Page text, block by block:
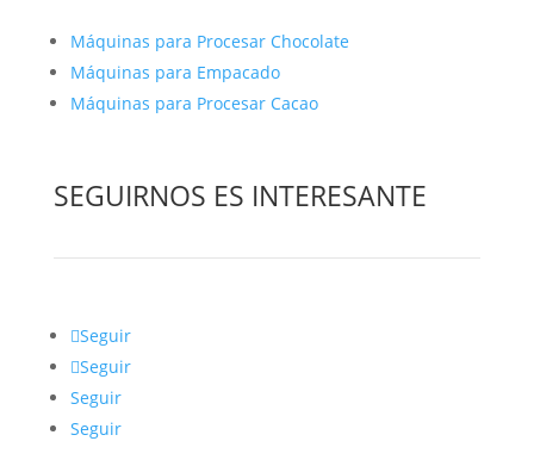
Máquinas para Procesar Chocolate
Máquinas para Empacado
Máquinas para Procesar Cacao
SEGUIRNOS ES INTERESANTE
Seguir
Seguir
Seguir
Seguir